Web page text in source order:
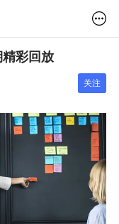
彩回放
关注